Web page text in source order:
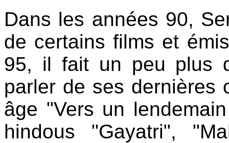
Dans les années 90,
de certains films et
95, il fait un peu plus
parler de ses dernières
âge "Vers un
hindous "Gayatri",